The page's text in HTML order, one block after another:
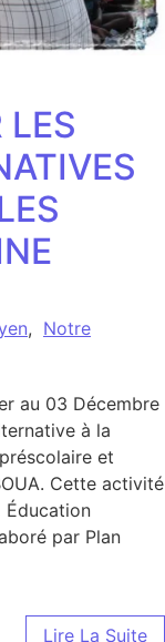
LES
, Notre
au 03 Décembre
à la
et
Cette activité
Éducation
par Plan
Lire La Suite